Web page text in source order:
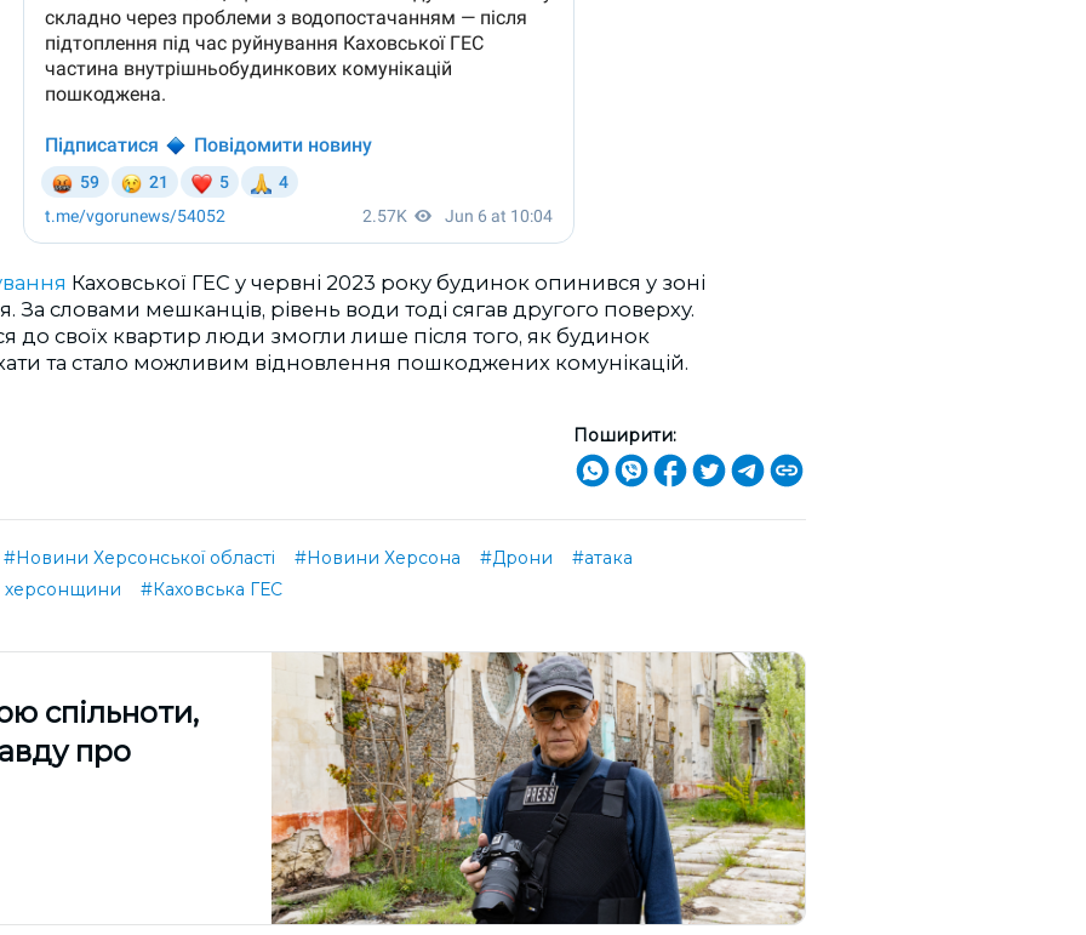
Каховської ГЕС у червні 2023 року будинок опинився у зоні
За словами мешканців, рівень води тоді сягав другого поверху.
до своїх квартир люди змогли лише після того, як будинок
та стало можливим відновлення пошкоджених комунікацій.
Поширити:
#Новини Херсонської області #Новини Херсона #Дрони
#атака
#Каховська ГЕС
спільноти,
про